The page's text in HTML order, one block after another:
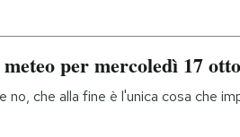
per mercoledì 17
no, che alla fine è l'unica cosa che